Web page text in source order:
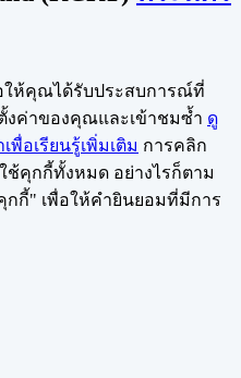
อให้คุณได้รับประสบการณ์ที่
งค่าของคุณและเข้าชมซ้ำ ดู
พื่อเรียนรู้เพิ่มเติม การคลิก
คุกกี้ทั้งหมด อย่างไรก็ตาม
กี้" เพื่อให้คำยินยอมที่มีการ